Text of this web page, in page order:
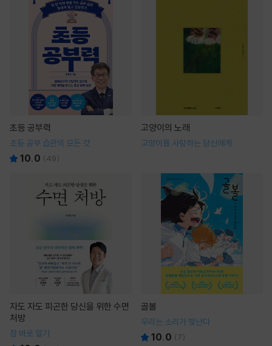
초등 공부력
초등 공부 습관의 모든 것
10.0 (49)
고양이의 노래
고양이를 사랑하는 당신에게
자도 자도 피곤한 당신을 위한 수면
처방
잠 바로 알기
골볼
우리는 소리가 빛난다
10.0 (7)